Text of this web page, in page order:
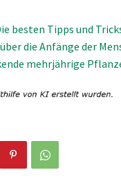
besten Tipps und
die Anfänge der
mehrjährige